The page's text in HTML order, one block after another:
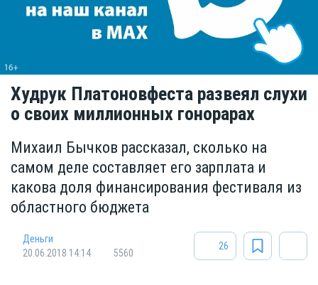
Худрук Платоновфеста развеял слухи
о своих миллионных гонорарах
Михаил Бычков рассказал, сколько на
самом деле составляет его зарплата и
какова доля финансирования фестиваля из
областного бюджета
Деньги
20.06.2018 14:14
5560
26